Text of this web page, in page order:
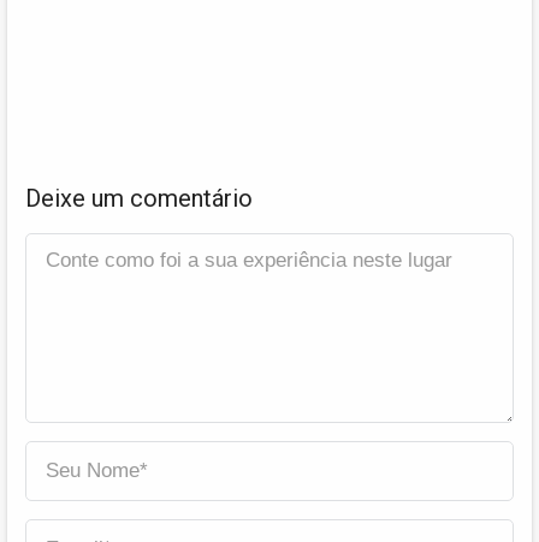
Deixe um comentário